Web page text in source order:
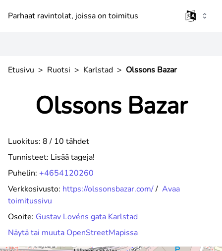
Parhaat ravintolat, joissa on toimitus
Etusivu > Ruotsi > Karlstad > Olssons Bazar
Olssons Bazar
Luokitus: 8 / 10 tähdet
Tunnisteet: Lisää tageja!
Puhelin: +4654120260
Verkkosivusto: https://olssonsbazar.com// Avaa
toimitussivu
Osoite: Gustav Lovéns gata Karlstad
Näytä tai muuta OpenStreetMapissa